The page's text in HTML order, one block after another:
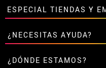
• Sobre nosotros
• Condiciones de venta
• Aviso legal yPrivacidad
• Atencion al cliente
• Uso de Cookies
Descuentos especiales
Contáctanos aquí
ESPECIAL TIENDAS Y
Descuentos exclusivos
Contáctanos aquí
¿NECESITAS AYUDA?
Aún no he hecho mi pedido
¿DÓNDE ESTAMOS?